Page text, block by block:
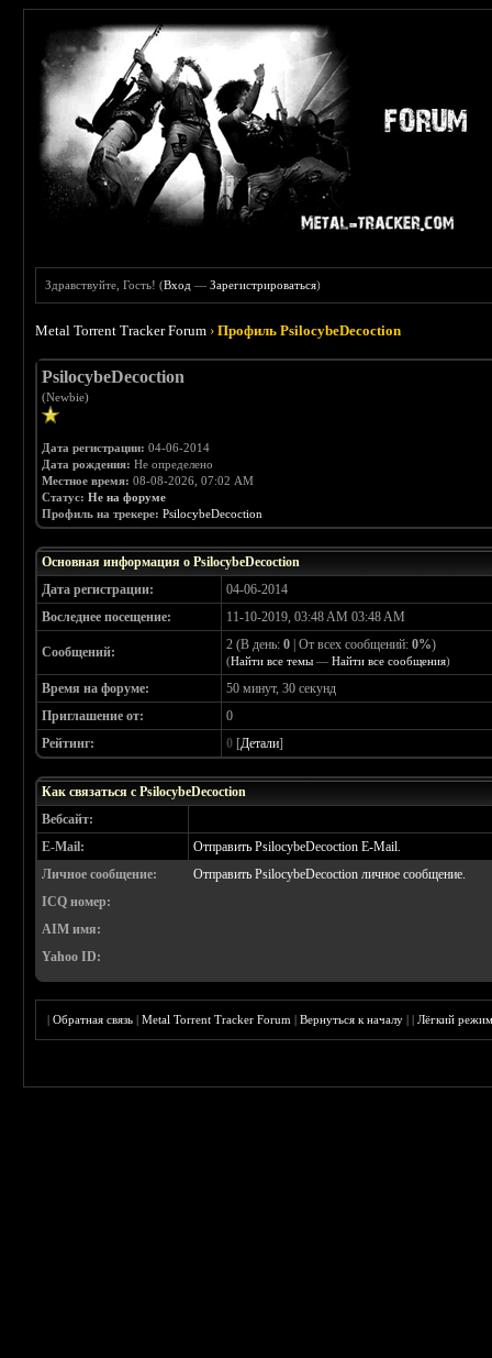
Здравствуйте, Гость! (Вход —Зарегистрироваться)
Metal Torrent Tracker Forum ›Профиль PsilocybeDecoction
PsilocybeDecoction
(Newbie)
Дата регистрации: 04-06-2014
Дата рождения: Не определено
Местное время: 08-08-2026, 07:02 AM
Статус: Не на форуме
Профиль на трекере: PsilocybeDecoction
Основная информация о PsilocybeDecoction
Дата регистрации:
04-06-2014
Воследнее посещение:
11-10-2019, 03:48 AM 03:48 AM
Сообщений: 2 (В день:0 | От всех сообщений:0%)
(Найти все темы —Найти все сообщения)
Время на форуме:
50 минут, 30 секунд
Приглашение от:
0
Рейтинг:
0 [Детали]
Как связаться с PsilocybeDecoction
Вебсайт:
E-Mail:
Отправить PsilocybeDecoction E-Mail.
Личное сообщение:
Отправить PsilocybeDecoction личное сообщение.
ICQ номер:
AIM имя:
Yahoo ID:
|Обратная связь |Metal Torrent Tracker Forum |Вернуться к началу ||Лёгкий